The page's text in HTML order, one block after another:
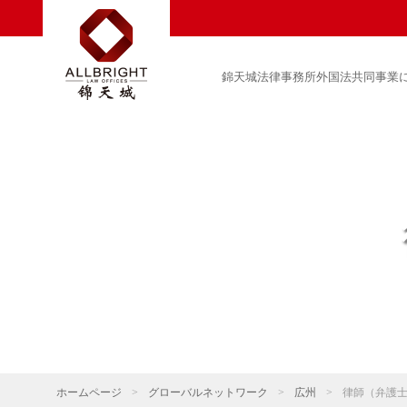
錦天城法律事務所外国法共同事業
ホームページ > グローバルネットワーク > 広州 > 律師（弁護